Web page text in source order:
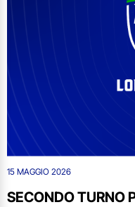
15 MAGGIO 2026
SECONDO TURNO